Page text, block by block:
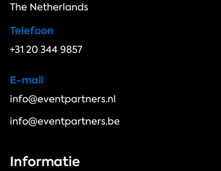
The Netherlands
Telefoon
+31 20 344 9857
E-mail
info@eventpartners.nl
info@eventpartners.be
Informatie